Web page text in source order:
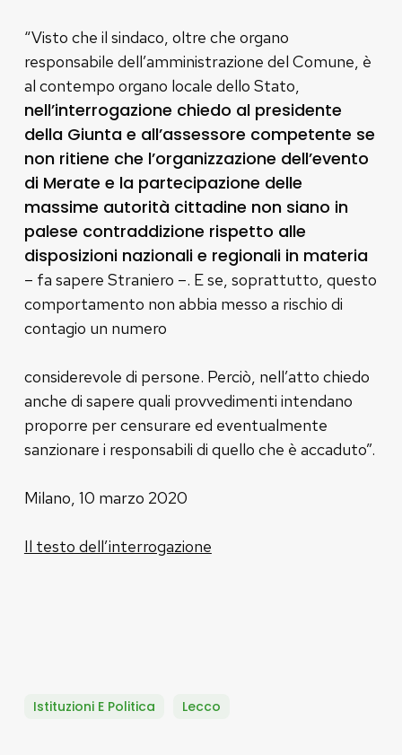
“Visto che il sindaco, oltre che organo
responsabile dell’amministrazione del Comune, è
al contempo organo locale dello Stato,
nell’interrogazione chiedo al presidente
della Giunta e all’assessore competente se
non ritiene che l’organizzazione dell’evento
di Merate e la partecipazione delle
massime autorità cittadine non siano in
palese contraddizione rispetto alle
disposizioni nazionali e regionali in materia
– fa sapere Straniero –. E se, soprattutto, questo
comportamento non abbia messo a rischio di
contagio un numero
considerevole di persone. Perciò, nell’atto chiedo
anche di sapere quali provvedimenti intendano
proporre per censurare ed eventualmente
sanzionare i responsabili di quello che è accaduto”.
Milano, 10 marzo 2020
Il testo dell’interrogazione
Istituzioni E Politica Lecco